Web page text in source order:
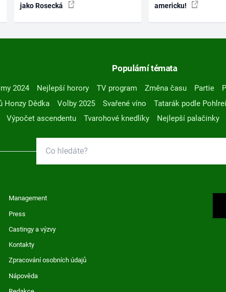
jako Rosecká
americku!
Populární témata
2024 Nejlepší horory TV program Změna času Partie
Honzy Dědka Volby 2025 Svařené víno Tatarák podle
Výpočet ascendentu
Tvarohové knedlíky Nejlepší palačinky
Management
Press
Castingy a výzvy
Kontakty
Zpracování osobních údajů
Nápověda